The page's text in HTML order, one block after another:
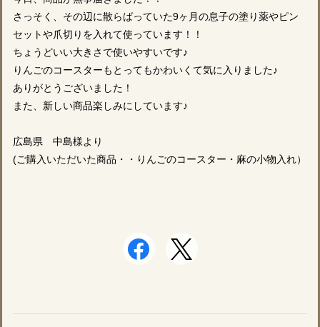
さっそく、その辺に散らばっていた9ヶ月の息子の塗り薬やピン
セットや爪切りを入れて使っています！！
ちょうどいい大きさで使いやすいです♪
りんごのコースターもとってもかわいくて気に入りました♪
ありがとうございました！
また、新しい商品楽しみにしています♪
広島県 中島様より
(ご購入いただいた商品・・りんごのコースター・麻の小物入れ）